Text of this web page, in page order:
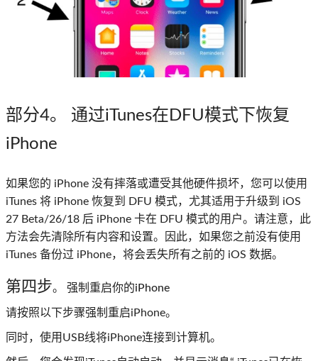
部分4。 通过iTunes在DFU模式下恢复
iPhone
如果您的 iPhone 没有摔落或遭受其他硬件损坏，您可以使用
iTunes 将 iPhone 恢复到 DFU 模式，尤其适用于升级到 iOS
27 Beta/26/18 后 iPhone 卡在 DFU 模式的用户。请注意，此
方法会先清除所有内容和设置。因此，如果您之前没有使用
iTunes 备份过 iPhone，将会丢失所有之前的 iOS 数据。
第四步。 强制重启你的iPhone
请按照以下步骤强制重启iPhone。
同时，使用USB线将iPhone连接到计算机。